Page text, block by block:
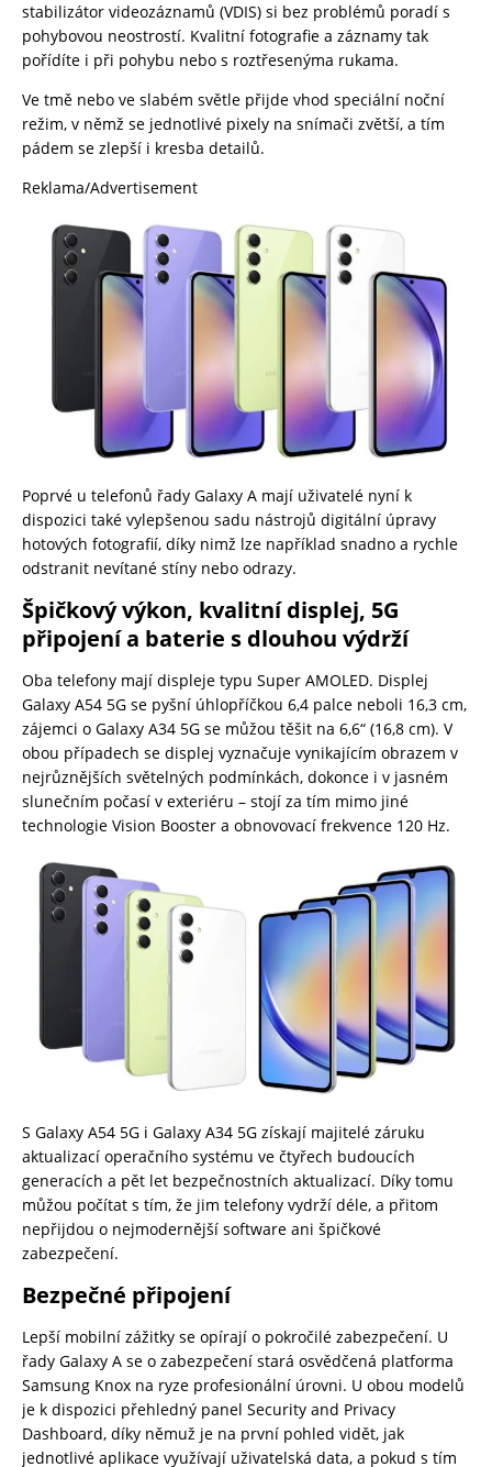
stabilizátor videozáznamů (VDIS) si bez problémů poradí s
pohybovou neostrostí. Kvalitní fotografie a záznamy tak
pořídíte i při pohybu nebo s roztřesenýma rukama.
Ve tmě nebo ve slabém světle přijde vhod speciální noční
režim, v němž se jednotlivé pixely na snímači zvětší, a tím
pádem se zlepší i kresba detailů.
Reklama/Advertisement
Poprvé u telefonů řady Galaxy A mají uživatelé nyní k
dispozici také vylepšenou sadu nástrojů digitální úpravy
hotových fotografií, díky nimž lze například snadno a rychle
odstranit nevítané stíny nebo odrazy.
Špičkový výkon, kvalitní displej, 5G
připojení a baterie s dlouhou výdrží
Oba telefony mají displeje typu Super AMOLED. Displej
Galaxy A54 5G se pyšní úhlopříčkou 6,4 palce neboli 16,3 cm,
zájemci o Galaxy A34 5G se můžou těšit na 6,6“ (16,8 cm). V
obou případech se displej vyznačuje vynikajícím obrazem v
nejrůznějších světelných podmínkách, dokonce i v jasném
slunečním počasí v exteriéru – stojí za tím mimo jiné
technologie Vision Booster a obnovovací frekvence 120 Hz.
S Galaxy A54 5G i Galaxy A34 5G získají majitelé záruku
aktualizací operačního systému ve čtyřech budoucích
generacích a pět let bezpečnostních aktualizací. Díky tomu
můžou počítat s tím, že jim telefony vydrží déle, a přitom
nepřijdou o nejmodernější software ani špičkové
zabezpečení.
Bezpečné připojení
Lepší mobilní zážitky se opírají o pokročilé zabezpečení. U
řady Galaxy A se o zabezpečení stará osvědčená platforma
Samsung Knox na ryze profesionální úrovni. U obou modelů
je k dispozici přehledný panel Security and Privacy
Dashboard, díky němuž je na první pohled vidět, jak
jednotlivé aplikace využívají uživatelská data, a pokud s tím